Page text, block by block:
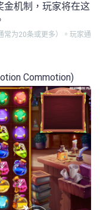
金机制，玩家将在这
常为20条或更多）。玩家通
Commotion)